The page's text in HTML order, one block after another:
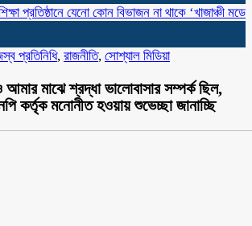
যেনো কোন বিভাজন না থাকে ‘খাজাঞ্চী মডেল’
প্রতিনিধি, রাজনীতি, সোশ্যাল মিডিয়া
মাঝে শ্রদ্ধা ভালোবাসার সম্পর্ক ছিল,
কর্তৃক মনোনীত হওয়ায় শুভেচ্ছা জানাচ্ছি